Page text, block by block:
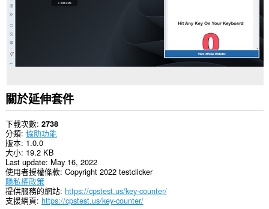
關於延伸套件
下載次數 2738
分類 協助功能
版本 1.0.0
大小 19.2 KB
Last update May 16, 2022
使用者授權條款 Copyright 2022 testclicker
隱私權政策
提供服務的網站 https://cpstest.us/key-counter/
支援網頁 https://cpstest.us/key-counter/